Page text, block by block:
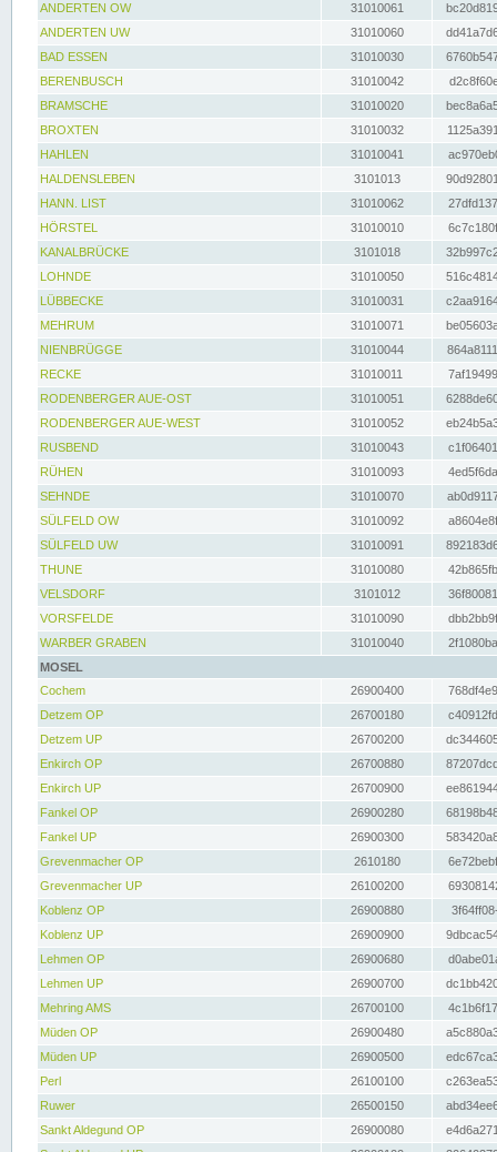
ANDERTEN OW
31010061
ANDERTEN UW
31010060
BAD ESSEN
31010030
BERENBUSCH
31010042
BRAMSCHE
31010020
BROXTEN
31010032
HAHLEN
31010041
HALDENSLEBEN
3101013
HANN. LIST
31010062
HÖRSTEL
31010010
KANALBRÜCKE
3101018
LOHNDE
31010050
LÜBBECKE
31010031
MEHRUM
31010071
NIENBRÜGGE
31010044
RECKE
31010011
RODENBERGER AUE-OST
31010051
RODENBERGER AUE-WEST
31010052
RUSBEND
31010043
RÜHEN
31010093
SEHNDE
31010070
SÜLFELD OW
31010092
SÜLFELD UW
31010091
THUNE
31010080
VELSDORF
3101012
VORSFELDE
31010090
WARBER GRABEN
31010040
MOSEL
Cochem
26900400
Detzem OP
26700180
Detzem UP
26700200
Enkirch OP
26700880
Enkirch UP
26700900
Fankel OP
26900280
Fankel UP
26900300
Grevenmacher OP
2610180
Grevenmacher UP
26100200
Koblenz OP
26900880
Koblenz UP
26900900
Lehmen OP
26900680
Lehmen UP
26900700
Mehring AMS
26700100
Müden OP
26900480
Müden UP
26900500
Perl
26100100
Ruwer
26500150
Sankt Aldegund OP
26900080